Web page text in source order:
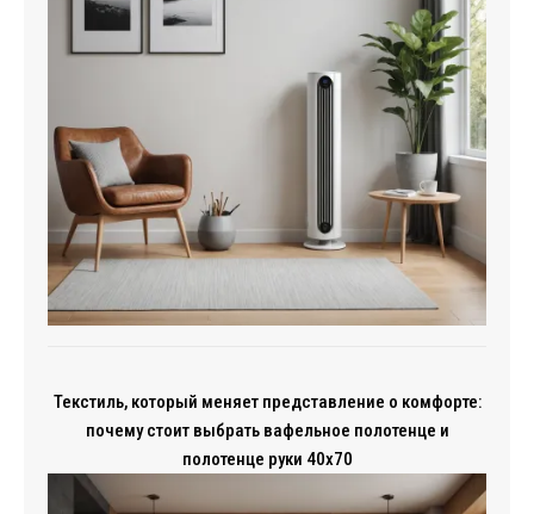
Текстиль, который меняет представление о комфорте:
почему стоит выбрать вафельное полотенце и
полотенце руки 40x70